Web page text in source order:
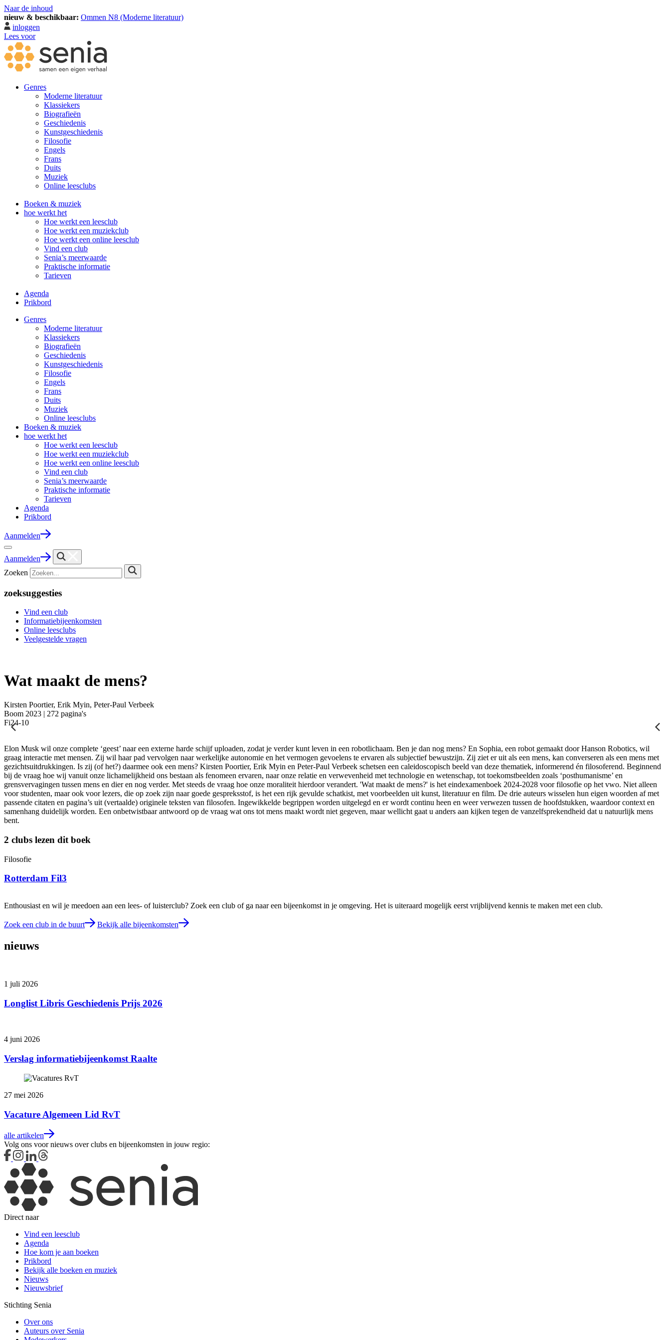
Naar de inhoud
nieuw & beschikbaar: Ommen N8 (Moderne literatuur)
inloggen
Lees voor
Genres
Moderne literatuur
Klassiekers
Biografieën
Geschiedenis
Kunst­geschiedenis
Filosofie
Engels
Frans
Duits
Muziek
Online leesclubs
Boeken & muziek
hoe werkt het
Hoe werkt een leesclub
Hoe werkt een muziekclub
Hoe werkt een online leesclub
Vind een club
Senia’s meerwaarde
Praktische informatie
Tarieven
Agenda
Prikbord
Genres
Moderne literatuur
Klassiekers
Biografieën
Geschiedenis
Kunst­geschiedenis
Filosofie
Engels
Frans
Duits
Muziek
Online leesclubs
Boeken & muziek
hoe werkt het
Hoe werkt een leesclub
Hoe werkt een muziekclub
Hoe werkt een online leesclub
Vind een club
Senia’s meerwaarde
Praktische informatie
Tarieven
Agenda
Prikbord
Aanmelden
Aanmelden
Zoeken
zoeksuggesties
Vind een club
Informatiebijeenkomsten
Online leesclubs
Veelgestelde vragen
Wat maakt de mens?
Kirsten Poortier, Erik Myin, Peter-Paul Verbeek
Boom 2023 | 272 pagina's
Fi24-10
Elon Musk wil onze complete ‘geest’ naar een externe harde schijf uploaden, zodat je verder kunt leven in een robotlichaam. Ben je dan nog mens? En Sophia, een robot gemaakt door Hanson Robotics, wil
graag interactie met mensen. Zij wil haar pad vervolgen naar werkelijke autonomie en het vermogen gevoelens te ervaren als subjectief bewustzijn. Zij ziet er uit als een mens, kan converseren als een mens met
gezichtsuitdrukkingen. Is zij (of het?) daarmee ook een mens? Kirsten Poortier, Erik Myin en Peter-Paul Verbeek schetsen een caleidoscopisch beeld van deze thematiek, informerend én filosoferend. Beginnend
bij de vraag hoe wij vanuit onze lichamelijkheid ons bestaan als fenomeen ervaren, naar onze relatie en verwevenheid met technologie en wetenschap, tot toekomstbeelden zoals ‘posthumanisme’ en
grensvervagingen tussen mens en dier en nog verder. Met steeds de vraag hoe onze moraliteit hierdoor verandert. 'Wat maakt de mens?' is het eindexamenboek 2024-2028 voor filosofie op het vwo. Niet alleen
voor studenten, maar ook voor lezers, die op zoek zijn naar goede gespreksstof, is het een rijk gevulde schatkist, met voorbeelden uit kunst, literatuur en film. De drie auteurs wisselen hun eigen woorden af met
passende citaten en pagina’s uit (vertaalde) originele teksten van filosofen. Ingewikkelde begrippen worden uitgelegd en er wordt continu heen en weer verwezen tussen de hoofdstukken, waardoor context en
samenhang duidelijk worden. Een onbetwistbaar antwoord op de vraag wat ons tot mens maakt wordt niet gegeven, maar wellicht gaat u anders aan kijken tegen de vanzelfsprekendheid dat u natuurlijk mens
bent.
2 clubs lezen dit boek
Filosofie
Rotterdam Fil3
Enthousiast en wil je meedoen aan een lees- of luisterclub? Zoek een club of ga naar een bijeenkomst in je omgeving. Het is uiteraard mogelijk eerst vrijblijvend kennis te maken met een club.
Zoek een club in de buurt Bekijk alle bijeenkomsten
nieuws
1 juli 2026
Longlist Libris Geschiedenis Prijs 2026
4 juni 2026
Verslag informatiebijeenkomst Raalte
27 mei 2026
Vacature Algemeen Lid RvT
alle artikelen
Volg ons voor nieuws over clubs en bijeenkomsten in jouw regio:
Direct naar
Vind een leesclub
Agenda
Hoe kom je aan boeken
Prikbord
Bekijk alle boeken en muziek
Nieuws
Nieuwsbrief
Stichting Senia
Over ons
Auteurs over Senia